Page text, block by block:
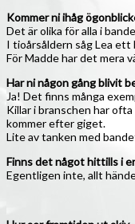
Kommer ni ihåg
Det är olika för alla i
I tioårsåldern såg Lea ett
För Madde har det mera
Har ni någon gång blivit
Ja! Det finns många
Killar i branschen har
kommer efter giget.
Lite av tanken med
Finns det något hittills i
Egentligen inte, allt